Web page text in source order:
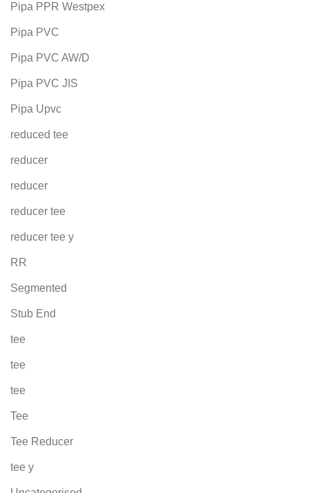
Pipa PPR Westpex
Pipa PVC
Pipa PVC AW/D
Pipa PVC JIS
Pipa Upvc
reduced tee
reducer
reducer
reducer tee
reducer tee y
RR
Segmented
Stub End
tee
tee
tee
Tee
Tee Reducer
tee y